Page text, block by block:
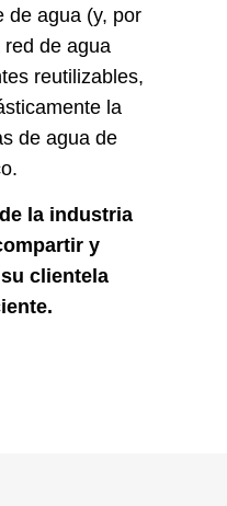
de agua (y, por
de agua
reutilizables,
la
de agua de
la industria
y
clientela